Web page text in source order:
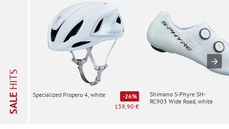
SALE
HITS
Specialized Propero 4, white
-26%
139,90 €
Shimano S-Phyre SH-
RC903 Wide Road, white